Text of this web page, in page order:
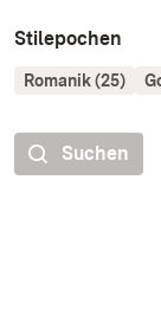
Stilepochen
Romanik (25)
Suchen